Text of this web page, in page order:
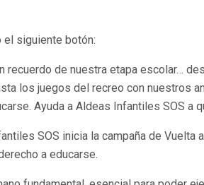
el siguiente botón:
recuerdo de nuestra etapa escolar…
los juegos del recreo con nuestros
Ayuda a Aldeas Infantiles SOS
SOS inicia la campaña de
a educarse.